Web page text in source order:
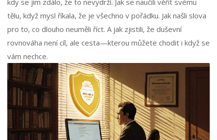
kdy se jim zdálo, že to nevydrží. Jak se naučili věřit svému
tělu, když mysl říkala, že je všechno v pořádku. Jak našli slova
pro to, co dlouho neuměli říct. A jak zjistili, že duševní
rovnováha není cíl, ale cesta—kterou můžete chodit i když se
vám nechce.